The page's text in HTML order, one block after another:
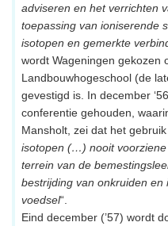
adviseren en het verrichten
toepassing van ioniserende
isotopen en gemerkte
wordt Wageningen gekozen
Landbouwhogeschool (de
gevestigd is. In december
conferentie gehouden,
Mansholt, zei dat het gebruik
isotopen (…) nooit
terrein van de
bestrijding van onkruiden
voedsel“.
Eind december (’57) wordt